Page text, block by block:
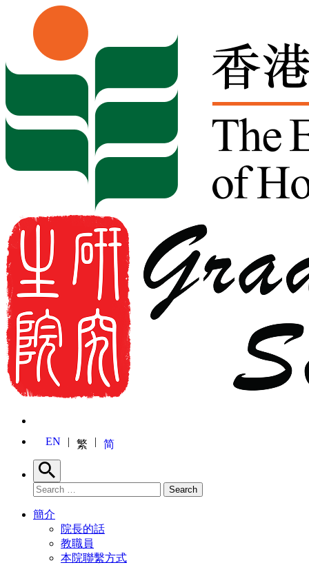
Skip to content
EN 繁 简
Search
Search for: Search
簡介
院長的話
教職員
本院聯繫方式